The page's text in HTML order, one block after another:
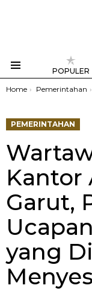
POPULER
You are here:
Home Pemerintahan
PEMERINTAHAN
Kantor
Garut,
yang